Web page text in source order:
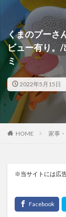
くまのプーさ
ビュー有り。
ミ
2022年5月15日
HOME 家事
※当サイトには広